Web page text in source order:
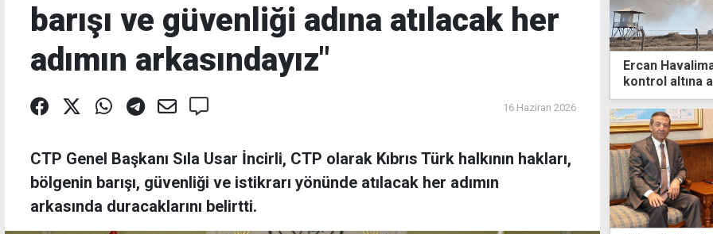
barışı ve güvenliği adına atılacak her
adımın arkasındayız"
16 Haziran 2026
CTP Genel Başkanı Sıla Usar İncirli, CTP olarak Kıbrıs Türk halkının hakları,
bölgenin barışı, güvenliği ve istikrarı yönünde atılacak her adımın
arkasında duracaklarını belirtti.
Ercan
kontrol altına